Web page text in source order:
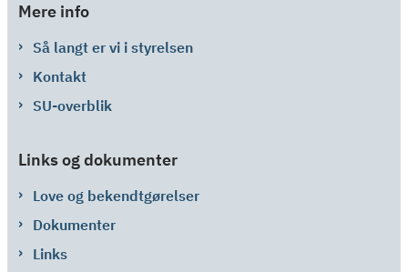
Mere info
Så langt er vi i styrelsen
Kontakt
SU-overblik
Links og dokumenter
Love og bekendtgørelser
Dokumenter
Links